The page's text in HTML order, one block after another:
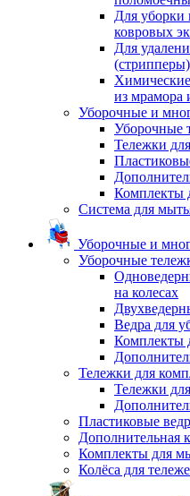
Для уборки
ковровых
Для
(стрипперы)
Химические
из мрамора
Уборочные и
Уборочные
Тележки
Комплекты
Система для
Уборочные и
Уборочные
на колесах
Ведра для
Комплекты
Тележки для
Тележки
Пластиковые
Дополнительная
Комплекты для
Колёса для